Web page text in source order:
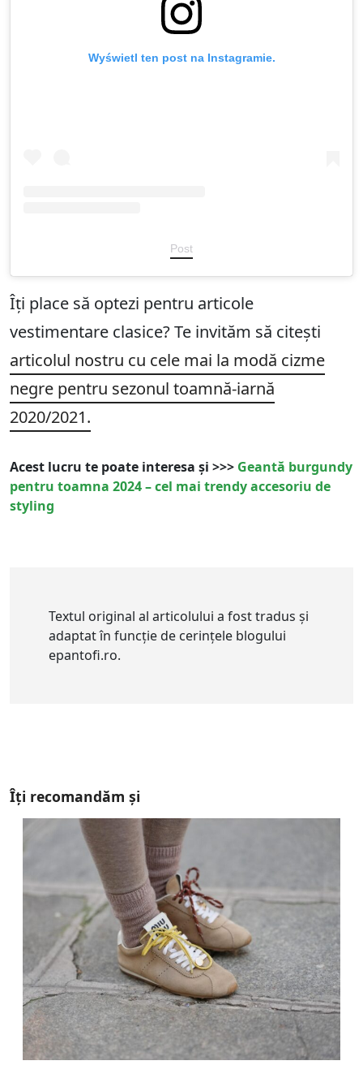
Wyświetl ten post na Instagramie.
Post
Îți place să optezi pentru articole
vestimentare clasice? Te invităm să citești
articolul nostru cu cele mai la modă cizme
negre pentru sezonul toamnă-iarnă
2020/2021.
Acest lucru te poate interesa și >>> Geantă burgundy
pentru toamna 2024 – cel mai trendy accesoriu de
styling
Textul original al articolului a fost tradus și
adaptat în funcție de cerințele blogului
epantofi.ro.
Îți recomandăm și